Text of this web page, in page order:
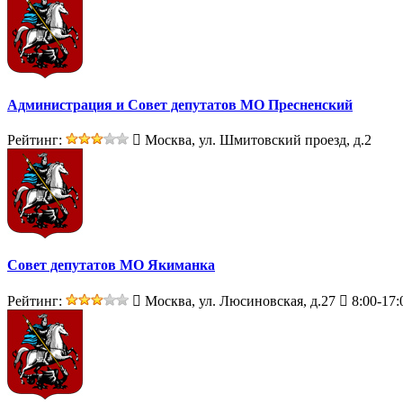
Администрация и Совет депутатов МО Пресненский
Рейтинг: Москва, ул. Шмитовский проезд, д.2
Совет депутатов МО Якиманка
Рейтинг: Москва, ул. Люсиновская, д.27 8:00-